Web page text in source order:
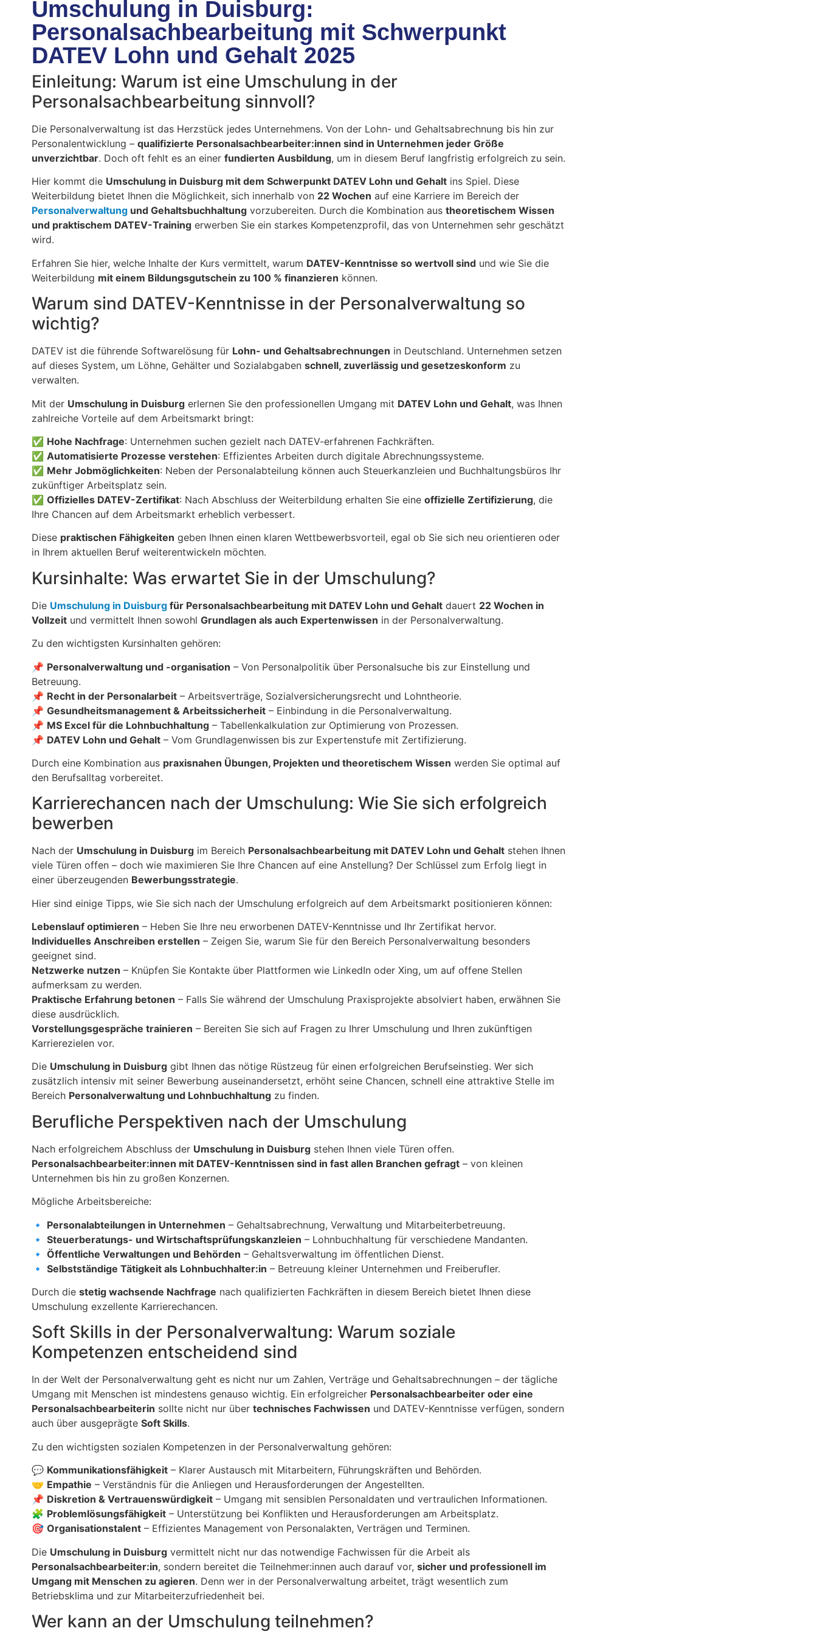
Umschulung in Duisburg:
Personalsachbearbeitung mit Schwerpunkt
DATEV Lohn und Gehalt 2025
Einleitung: Warum ist eine Umschulung in der
Personalsachbearbeitung sinnvoll?
Die Personalverwaltung ist das Herzstück jedes Unternehmens. Von der Lohn- und Gehaltsabrechnung bis hin zur
Personalentwicklung – qualifizierte Personalsachbearbeiter:innen sind in Unternehmen jeder Größe
unverzichtbar. Doch oft fehlt es an einer fundierten Ausbildung, um in diesem Beruf langfristig erfolgreich zu sein.
Hier kommt die Umschulung in Duisburg mit dem Schwerpunkt DATEV Lohn und Gehalt ins Spiel. Diese
Weiterbildung bietet Ihnen die Möglichkeit, sich innerhalb von 22 Wochen auf eine Karriere im Bereich der
Personalverwaltung und Gehaltsbuchhaltung vorzubereiten. Durch die Kombination aus theoretischem Wissen
und praktischem DATEV-Training erwerben Sie ein starkes Kompetenzprofil, das von Unternehmen sehr geschätzt
wird.
Erfahren Sie hier, welche Inhalte der Kurs vermittelt, warum DATEV-Kenntnisse so wertvoll sind und wie Sie die
Weiterbildung mit einem Bildungsgutschein zu 100 % finanzieren können.
Warum sind DATEV-Kenntnisse in der Personalverwaltung so
wichtig?
DATEV ist die führende Softwarelösung für Lohn- und Gehaltsabrechnungen in Deutschland. Unternehmen setzen
auf dieses System, um Löhne, Gehälter und Sozialabgaben schnell, zuverlässig und gesetzeskonform zu
verwalten.
Mit der Umschulung in Duisburg erlernen Sie den professionellen Umgang mit DATEV Lohn und Gehalt, was Ihnen
zahlreiche Vorteile auf dem Arbeitsmarkt bringt:
✅ Hohe Nachfrage: Unternehmen suchen gezielt nach DATEV-erfahrenen Fachkräften.
✅ Automatisierte Prozesse verstehen: Effizientes Arbeiten durch digitale Abrechnungssysteme.
✅ Mehr Jobmöglichkeiten: Neben der Personalabteilung können auch Steuerkanzleien und Buchhaltungsbüros Ihr
zukünftiger Arbeitsplatz sein.
✅ Offizielles DATEV-Zertifikat: Nach Abschluss der Weiterbildung erhalten Sie eine offizielle Zertifizierung, die
Ihre Chancen auf dem Arbeitsmarkt erheblich verbessert.
Diese praktischen Fähigkeiten geben Ihnen einen klaren Wettbewerbsvorteil, egal ob Sie sich neu orientieren oder
in Ihrem aktuellen Beruf weiterentwickeln möchten.
Kursinhalte: Was erwartet Sie in der Umschulung?
Die Umschulung in Duisburg für Personalsachbearbeitung mit DATEV Lohn und Gehalt dauert 22 Wochen in
Vollzeit und vermittelt Ihnen sowohl Grundlagen als auch Expertenwissen in der Personalverwaltung.
Zu den wichtigsten Kursinhalten gehören:
📌 Personalverwaltung und -organisation – Von Personalpolitik über Personalsuche bis zur Einstellung und
Betreuung.
📌 Recht in der Personalarbeit – Arbeitsverträge, Sozialversicherungsrecht und Lohntheorie.
📌 Gesundheitsmanagement & Arbeitssicherheit – Einbindung in die Personalverwaltung.
📌 MS Excel für die Lohnbuchhaltung – Tabellenkalkulation zur Optimierung von Prozessen.
📌 DATEV Lohn und Gehalt – Vom Grundlagenwissen bis zur Expertenstufe mit Zertifizierung.
Durch eine Kombination aus praxisnahen Übungen, Projekten und theoretischem Wissen werden Sie optimal auf
den Berufsalltag vorbereitet.
Karrierechancen nach der Umschulung: Wie Sie sich erfolgreich
bewerben
Nach der Umschulung in Duisburg im Bereich Personalsachbearbeitung mit DATEV Lohn und Gehalt stehen Ihnen
viele Türen offen – doch wie maximieren Sie Ihre Chancen auf eine Anstellung? Der Schlüssel zum Erfolg liegt in
einer überzeugenden Bewerbungsstrategie.
Hier sind einige Tipps, wie Sie sich nach der Umschulung erfolgreich auf dem Arbeitsmarkt positionieren können:
Lebenslauf optimieren – Heben Sie Ihre neu erworbenen DATEV-Kenntnisse und Ihr Zertifikat hervor.
Individuelles Anschreiben erstellen – Zeigen Sie, warum Sie für den Bereich Personalverwaltung besonders
geeignet sind.
Netzwerke nutzen – Knüpfen Sie Kontakte über Plattformen wie LinkedIn oder Xing, um auf offene Stellen
aufmerksam zu werden.
Praktische Erfahrung betonen – Falls Sie während der Umschulung Praxisprojekte absolviert haben, erwähnen Sie
diese ausdrücklich.
Vorstellungsgespräche trainieren – Bereiten Sie sich auf Fragen zu Ihrer Umschulung und Ihren zukünftigen
Karrierezielen vor.
Die Umschulung in Duisburg gibt Ihnen das nötige Rüstzeug für einen erfolgreichen Berufseinstieg. Wer sich
zusätzlich intensiv mit seiner Bewerbung auseinandersetzt, erhöht seine Chancen, schnell eine attraktive Stelle im
Bereich Personalverwaltung und Lohnbuchhaltung zu finden.
Berufliche Perspektiven nach der Umschulung
Nach erfolgreichem Abschluss der Umschulung in Duisburg stehen Ihnen viele Türen offen.
Personalsachbearbeiter:innen mit DATEV-Kenntnissen sind in fast allen Branchen gefragt – von kleinen
Unternehmen bis hin zu großen Konzernen.
Mögliche Arbeitsbereiche:
🔹 Personalabteilungen in Unternehmen – Gehaltsabrechnung, Verwaltung und Mitarbeiterbetreuung.
🔹 Steuerberatungs- und Wirtschaftsprüfungskanzleien – Lohnbuchhaltung für verschiedene Mandanten.
🔹 Öffentliche Verwaltungen und Behörden – Gehaltsverwaltung im öffentlichen Dienst.
🔹 Selbstständige Tätigkeit als Lohnbuchhalter:in – Betreuung kleiner Unternehmen und Freiberufler.
Durch die stetig wachsende Nachfrage nach qualifizierten Fachkräften in diesem Bereich bietet Ihnen diese
Umschulung exzellente Karrierechancen.
Soft Skills in der Personalverwaltung: Warum soziale
Kompetenzen entscheidend sind
In der Welt der Personalverwaltung geht es nicht nur um Zahlen, Verträge und Gehaltsabrechnungen – der tägliche
Umgang mit Menschen ist mindestens genauso wichtig. Ein erfolgreicher Personalsachbearbeiter oder eine
Personalsachbearbeiterin sollte nicht nur über technisches Fachwissen und DATEV-Kenntnisse verfügen, sondern
auch über ausgeprägte Soft Skills.
Zu den wichtigsten sozialen Kompetenzen in der Personalverwaltung gehören:
💬 Kommunikationsfähigkeit – Klarer Austausch mit Mitarbeitern, Führungskräften und Behörden.
🤝 Empathie – Verständnis für die Anliegen und Herausforderungen der Angestellten.
📌 Diskretion & Vertrauenswürdigkeit – Umgang mit sensiblen Personaldaten und vertraulichen Informationen.
🧩 Problemlösungsfähigkeit – Unterstützung bei Konflikten und Herausforderungen am Arbeitsplatz.
🎯 Organisationstalent – Effizientes Management von Personalakten, Verträgen und Terminen.
Die Umschulung in Duisburg vermittelt nicht nur das notwendige Fachwissen für die Arbeit als
Personalsachbearbeiter:in, sondern bereitet die Teilnehmer:innen auch darauf vor, sicher und professionell im
Umgang mit Menschen zu agieren. Denn wer in der Personalverwaltung arbeitet, trägt wesentlich zum
Betriebsklima und zur Mitarbeiterzufriedenheit bei.
Wer kann an der Umschulung teilnehmen?